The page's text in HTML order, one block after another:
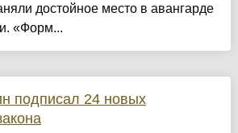
достойное место в авангарде
«Форм...
подписал 24 новых